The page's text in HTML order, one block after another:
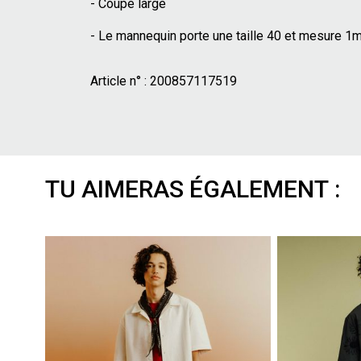
- Coupe large
- Le mannequin porte une taille 40 et mesure
Article n° : 200857117519
TU AIMERAS ÉGALEMENT :